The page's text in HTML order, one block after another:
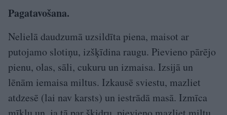
Pagatavošana.
Nelielā daudzumā uzsildīta piena, maisot ar
putojamo slotiņu, izšķīdina raugu. Pievieno pārējo
pienu, olas, sāli, cukuru un izmaisa. Izsijā un
lēnām iemaisa miltus. Izkausē sviestu, mazliet
atdzesē (lai nav karsts) un iestrādā masā. Izmīca